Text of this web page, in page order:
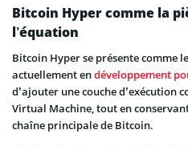
Bitcoin Hyper comme la
l’équation
Bitcoin Hyper se présente comme
actuellement endéveloppement
d’ajouter une couche d’exécution
Virtual Machine, tout en
chaîne principale de Bitcoin.